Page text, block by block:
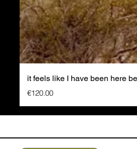
it feels like I have been here
Price
€120.00